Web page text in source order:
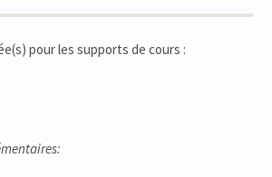
pour les supports de cours :